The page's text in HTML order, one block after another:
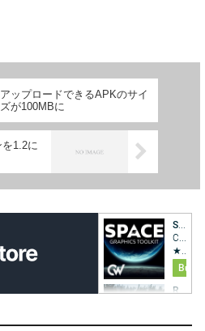
アップロードできるAPKのサイ
ズが100MBに
を1.2に